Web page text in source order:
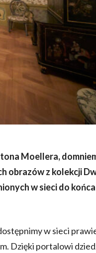
Moellera,
obrazów z kolekcji
w sieci do
w sieci
Dzięki portalowi